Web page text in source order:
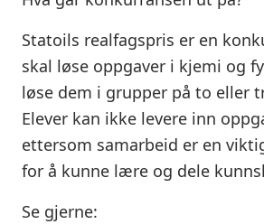
Statoils realfagspris er en
skal løse oppgaver i kjemi og
løse dem i grupper på to eller
Elever kan ikke levere inn
ettersom samarbeid er en
for å kunne lære og dele
Se gjerne: